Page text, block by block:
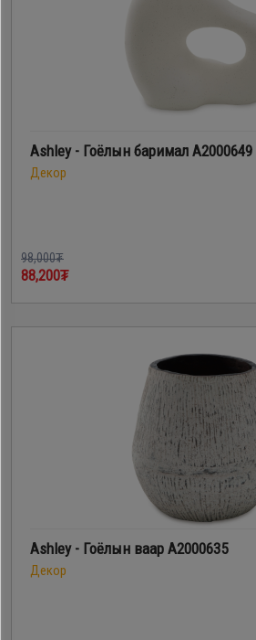
Ashley - Гоёлын баримал A2000649
Декор
98,000₮
88,200₮
Ashley - Гоёлын ваар A2000635
Декор